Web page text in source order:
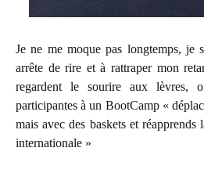
Je ne me moque pas longtemps, je
arrête de rire et à rattraper mon
regardent le sourire aux lèvres,
participantes à un BootCamp «
mais avec des baskets et
internationale »